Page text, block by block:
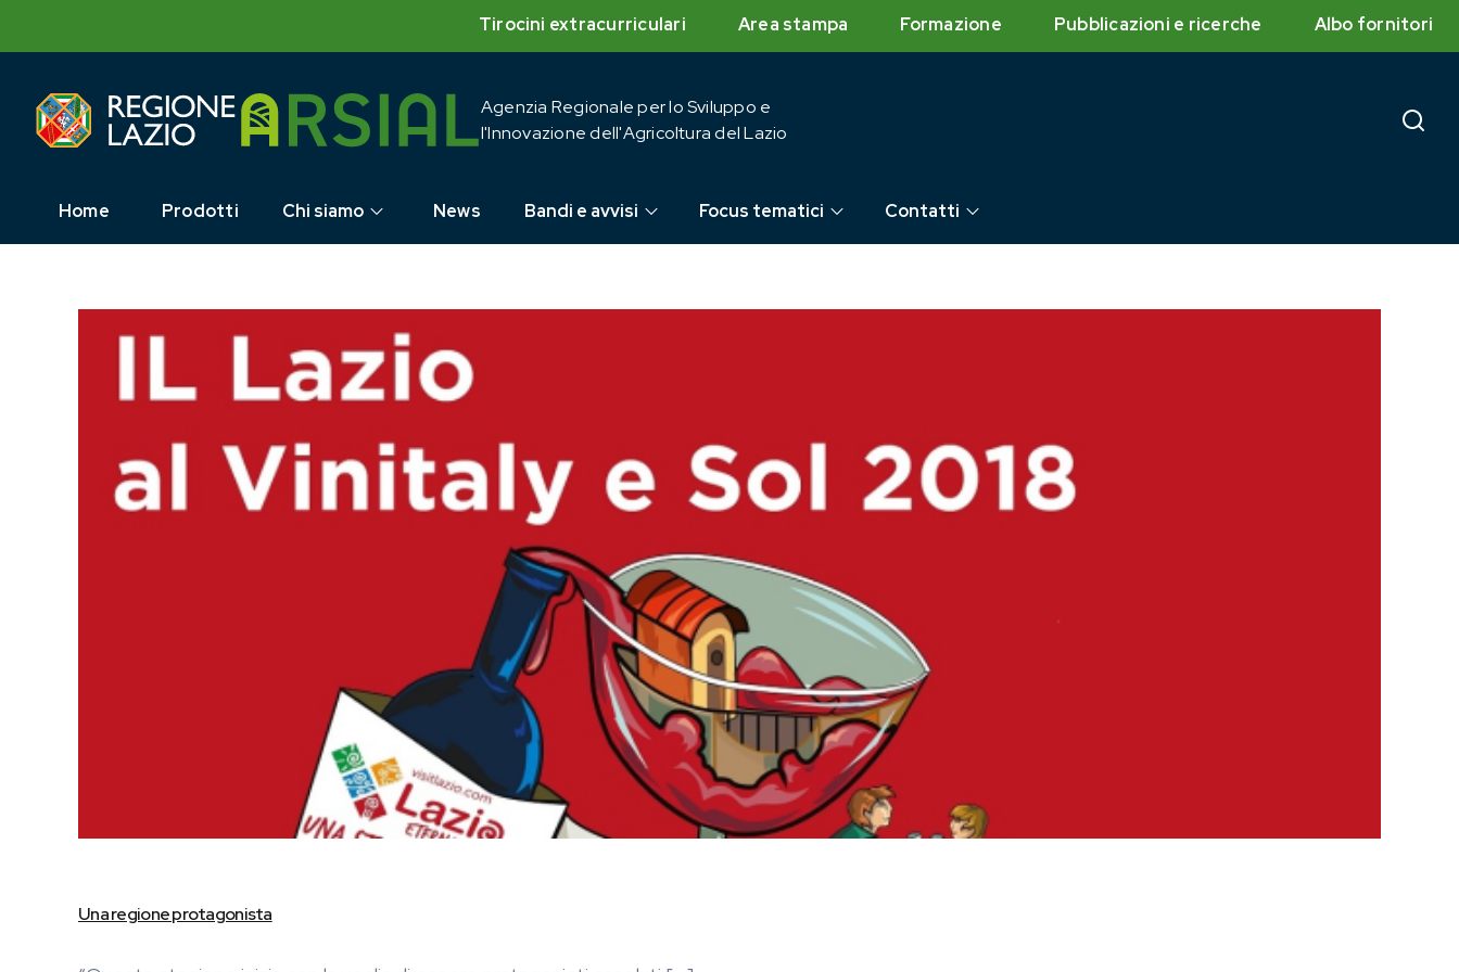
Tirocini extracurriculari Area stampa Formazione Pubblicazioni e ricerche Albo fornitori
Agenzia Regionale per lo Sviluppo e
l'Innovazione dell'Agricoltura del Lazio
Home Prodotti Chi siamo News Bandi e avvisi Focus tematici Contatti
Una regione protagonista